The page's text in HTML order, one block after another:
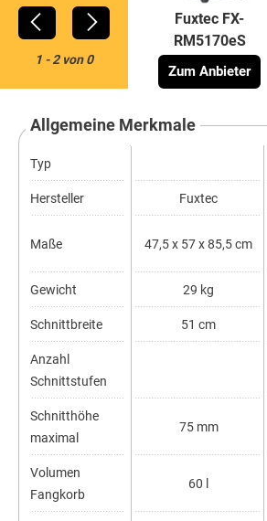
1-2von0
Fuxtec FX-
RM5170eS
Zum Anbieter
Allgemeine Merkmale
Typ
Hersteller
Maße
Gewicht
Schnittbreite
Anzahl
Schnittstufen
Schnitthöhe
maximal
Volumen
Fangkorb
Fuxtec
47,5 x 57 x 85,5 cm
29 kg
51 cm
75 mm
60 l